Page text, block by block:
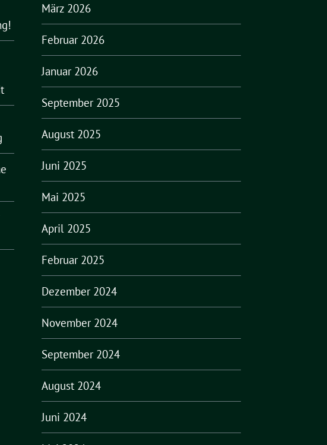
März 2026
Februar 2026
Januar 2026
September 2025
August 2025
Juni 2025
Mai 2025
April 2025
Februar 2025
Dezember 2024
November 2024
September 2024
August 2024
Juni 2024